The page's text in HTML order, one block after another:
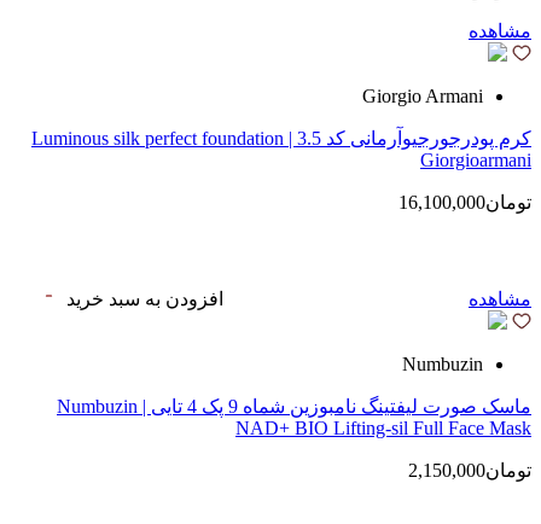
مشاهده
Giorgio Armani
کرم پودرجورجیوآرمانی کد 3.5 | Luminous silk perfect foundation
Giorgioarmani
تومان16,100,000
مشاهده افزودن به سبد خرید
Numbuzin
ماسک صورت لیفتینگ نامبوزین شماه 9 پک 4 تایی | Numbuzin
NAD+ BIO Lifting-sil Full Face Mask
تومان2,150,000